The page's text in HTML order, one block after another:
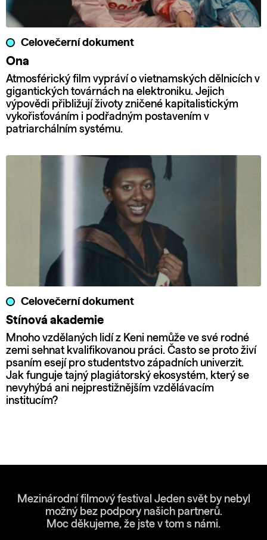
Celovečerní dokument
Ona
Atmosférický film vypráví o vietnamských dělnicích v
gigantických továrnách na elektroniku. Jejich
výpovědi přibližují životy zničené kapitalistickým
vykořisťováním i podřadným postavením v
patriarchálním systému.
Celovečerní dokument
Stínová akademie
Mnoho vzdělaných lidí z Keni nemůže ve své rodné
zemi sehnat kvalifikovanou práci. Často se proto živí
psaním esejí pro studentstvo západních univerzit.
Jak funguje tajný plagiátorský ekosystém, který se
nevyhýbá ani nejprestižnějším vzdělávacím
institucím?
Mezinárodní filmový festival Jeden svět by nebyl
možný bez podpory našich partnerů.
Moc děkujeme, že jste v tom s námi.